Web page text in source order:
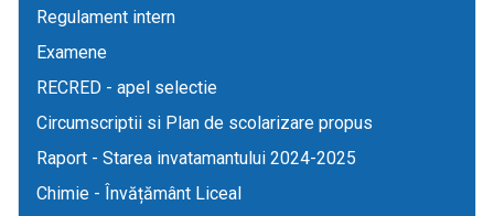
Regulament intern
Examene
RECRED - apel selectie
Circumscriptii si Plan de scolarizare propus
Raport - Starea invatamantului 2024-2025
Chimie - Învățământ Liceal